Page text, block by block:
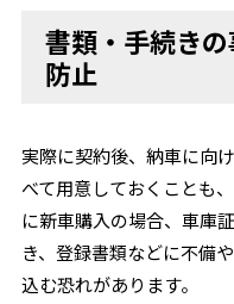
書類・手続き
防止
実際に契約後、納車に向
べて用意しておくことも
に新車購入の場合、車庫
き、登録書類などに不備
込む恐れがあります。